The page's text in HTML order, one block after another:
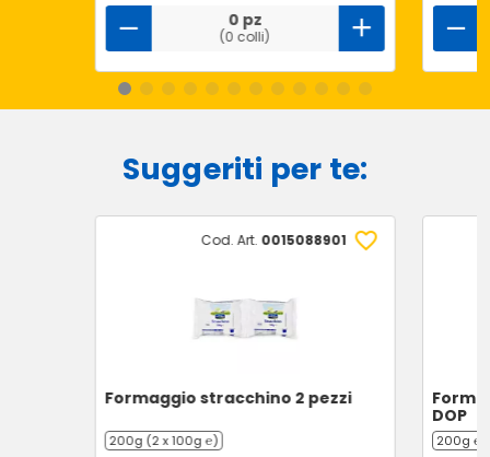
0 pz
(0 colli)
Suggeriti per te:
Cod. Art. 0015088901
Formaggio stracchino 2 pezzi
200g (2 x 100g ℮)
DOP
200g ℮